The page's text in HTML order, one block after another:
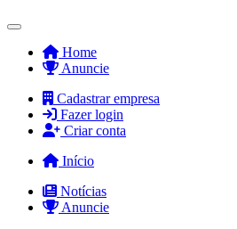
Home
Anuncie
Cadastrar empresa
Fazer login
Criar conta
Início
Notícias
Anuncie